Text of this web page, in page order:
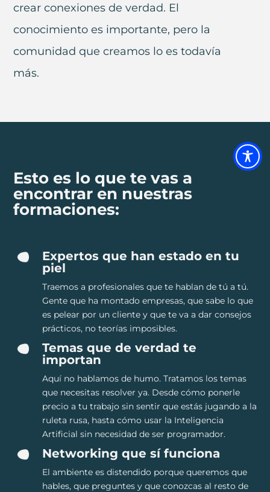
crear conexiones de verdad. El
conocimiento es importante, pero la
comunidad que creamos lo es todavía
más.
Esto es lo que te vas a
encontrar en nuestras
formaciones:
Expertos que han estado en tu
piel
Traemos a profesionales que te hablan de tú a tú.
Gente que ha montado empresas, que sabe lo que
es pelear por un cliente y que te va a dar consejos
prácticos, no teorías imposibles.
Temas que de verdad te
importan
Aquí no hablamos de humo. Tratamos los temas
que necesitas resolver ya. Desde cómo ponerle
precio a tu trabajo sin sentir que estás jugando a la
ruleta rusa, hasta cómo usar la Inteligencia
Artificial sin necesidad de ser programador.
Networking que sí funciona
El ambiente es distendido porque queremos que
hables, que preguntes y que conozcas al resto de